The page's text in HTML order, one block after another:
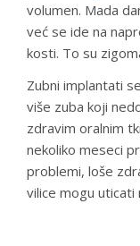
volumen. Mada
već se ide na
kosti. To su
Zubni implantati
više zuba koji
zdravim oralnim
nekoliko meseci
problemi, loše
vilice mogu